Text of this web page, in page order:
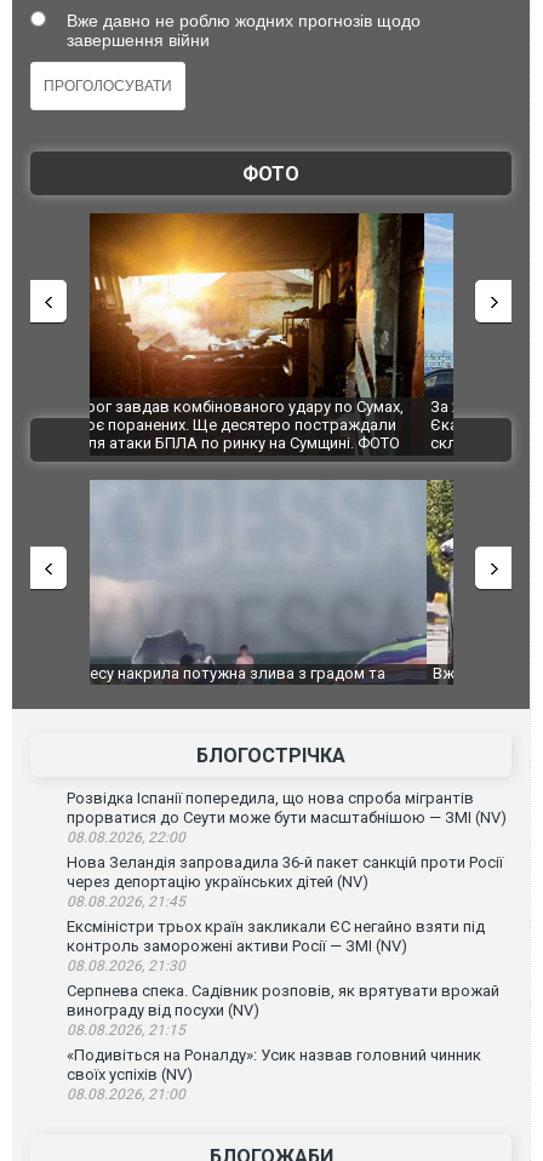
Вже давно не роблю жодних прогнозів щодо
завершення війни
ФОТО
За 2000 кілометрів від кордону з Україною: в
Єкатеринбурзі після атаки дронів загорівся
склад Wildberries. ФОТО. ВІДЕО
"Мої
ВІДЕО
Вже вивели на тести: Ferrari готує оновлення
Вийшов
фільму
БЛОГОСТРІЧКА
Розвідка Іспанії попередила, що нова спроба мігрантів
прорватися до Сеути може бути масштабнішою — ЗМІ (NV)
08.08.2026, 22:00
Нова Зеландія запровадила 36-й пакет санкцій проти Росії
через депортацію українських дітей (NV)
08.08.2026, 21:45
Ексміністри трьох країн закликали ЄС негайно взяти під
контроль заморожені активи Росії — ЗМІ (NV)
08.08.2026, 21:30
Серпнева спека. Садівник розповів, як врятувати врожай
винограду від посухи (NV)
08.08.2026, 21:15
«Подивіться на Роналду»: Усик назвав головний чинник
своїх успіхів (NV)
08.08.2026, 21:00